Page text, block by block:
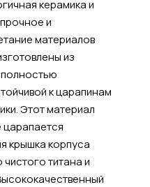
керамика и
и
материалов
из
к царапинам
Этот материал
крышка корпуса
титана и